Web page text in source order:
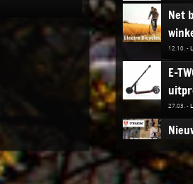
Net
12.10. -
E-
27.03. -
02.12. -